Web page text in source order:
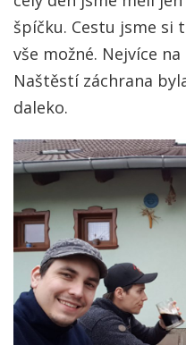
špíčku. Cestu jsme si
vše možné. Nejvíce
Naštěstí záchrana
daleko.